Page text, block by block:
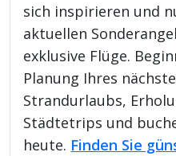
sich inspirieren und
aktuellen
exklusive Flüge.
Planung Ihres
Strandurlaubs,
Städtetrips und
heute. Finden Sie